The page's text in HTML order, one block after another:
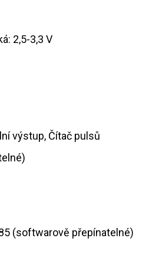
2,5-3,3 V
výstup, Čítač pulsů
(softwarově přepínatelné)